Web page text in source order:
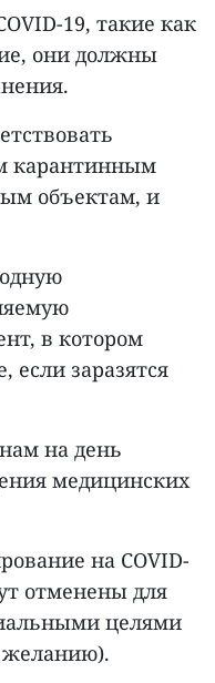
19, такие как
они должны
карантинным
объектам, и
в котором
если заразятся
на день
медицинских
на COVID-
отменены для
целями
желанию).